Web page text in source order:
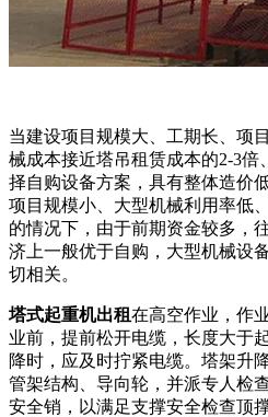
当建设项目规模大、工期长、项
械成本接近塔吊租赁成本的2-3
择自购设备方案，具有整体造价
项目规模小、大型机械利用率低
的情况下，由于前期资金较多，
济上一般优于自购，大型机械设
切相关。
塔式起重机出租在高空作业，作
业前，提前松开电缆，长度大于
降时，应及时拧紧电缆。塔架升
管架结构、导向轮，并派专人检
安全销，以满足支撑安全检查顶